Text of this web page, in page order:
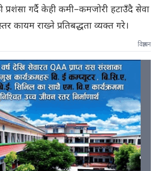
गर्दै केही कमी–कमजोरी हटाउँदै सेवा
कायम राख्ने प्रतिबद्धता व्यक्त गरे।
विज्ञापन